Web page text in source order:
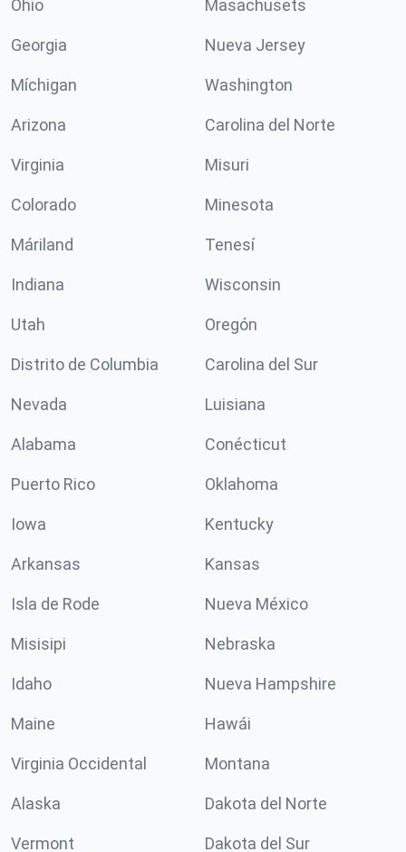
Ohio Masachusets
Georgia Nueva Jersey
Míchigan Washington
Arizona Carolina del Norte
Virginia Misuri
Colorado Minesota
Máriland Tenesí
Indiana Wisconsin
Utah Oregón
Distrito de Columbia Carolina del Sur
Nevada Luisiana
Alabama Conécticut
Puerto Rico Oklahoma
Iowa Kentucky
Arkansas Kansas
Isla de Rode Nueva México
Misisipi Nebraska
Idaho Nueva Hampshire
Maine Hawái
Virginia Occidental Montana
Alaska Dakota del Norte
Vermont Dakota del Sur